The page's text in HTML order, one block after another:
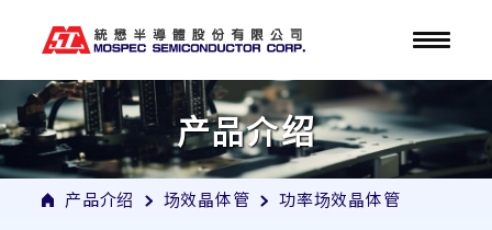
产品介绍
产品介绍 场效晶体管 功率场效晶体管